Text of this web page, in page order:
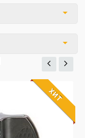
ЖДЁМ